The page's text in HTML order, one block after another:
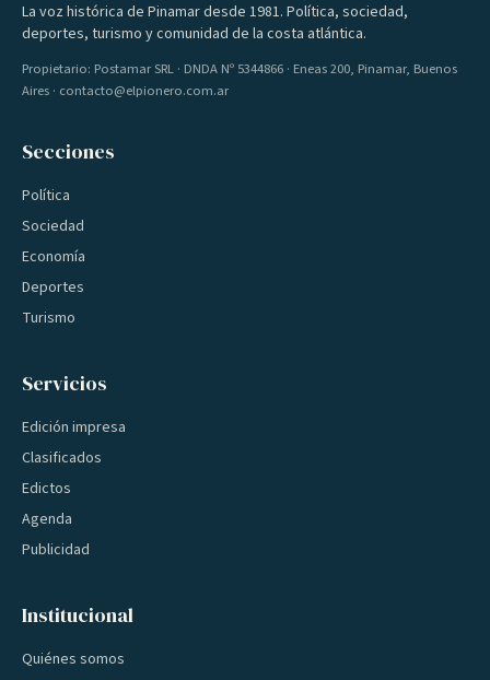
La voz histórica de Pinamar desde 1981. Política, sociedad,
deportes, turismo y comunidad de la costa atlántica.
Propietario: Postamar SRL · DNDA Nº 5344866 · Eneas 200, Pinamar, Buenos
Aires · contacto@elpionero.com.ar
Secciones
Política
Sociedad
Economía
Deportes
Turismo
Servicios
Edición impresa
Clasificados
Edictos
Agenda
Publicidad
Institucional
Quiénes somos